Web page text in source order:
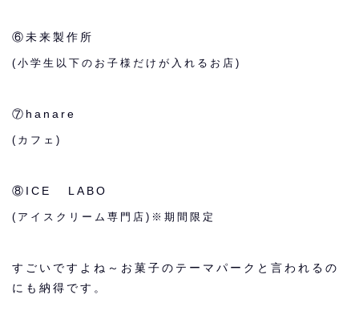
⑥未来製作所
( 小学生以下 のお子様だけが入れるお店)
⑦hanare
(カフェ)
⑧ICE LABO
(アイスクリーム専門店)※期間限定
すごいですよね～お菓子のテーマパークと言われるの
にも納得です。